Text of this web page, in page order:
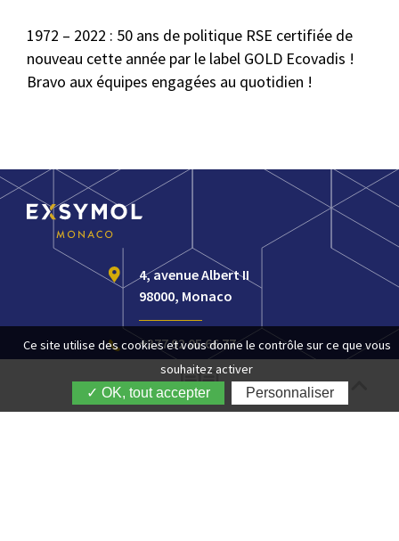
1972 – 2022 : 50 ans de politique RSE certifiée de
nouveau cette année par le label GOLD Ecovadis !
Bravo aux équipes engagées au quotidien !
4, avenue Albert II
98000, Monaco
+377 92 05 66 77
customerservice@exsymol.com
Ce site utilise des cookies et vous donne le contrôle sur ce que vous
souhaitez activer
✓ OK, tout accepter Personnaliser